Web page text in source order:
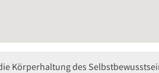
Körperhaltung des